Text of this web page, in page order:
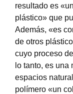
resultado es
plástico» que
Además, «es
de otros
cuyo proceso
lo tanto, es una
espacios
polímero «un